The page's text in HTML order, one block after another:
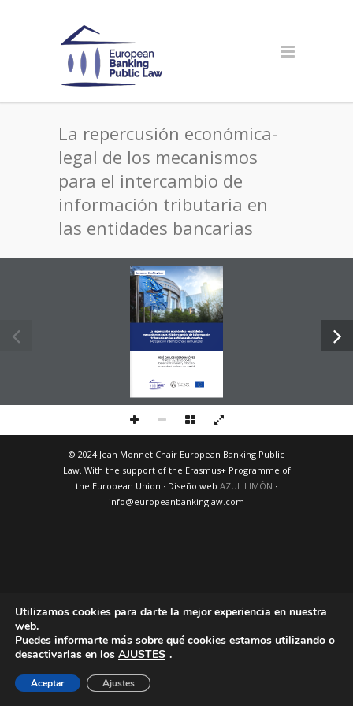
La repercusión económica-
legal de los mecanismos
para el intercambio de
información tributaria en
las entidades bancarias
JOSÉ CARLOS PEDROSA LÓPEZ
Profesor Ayudante Doctor
Derecho Financiero y Tributario
Universidad Carlos III de Madrid
La repercusión económica-legal de los
mecanismos para el intercambio de información
tributaria en las entidades bancarias
Perspectiva internacional y comunitaria
European Banking Law
© 2024 Jean Monnet Chair European Banking Public
Law. With the support of the Erasmus+ Programme of
the European Union · Diseño web AZUL LIMÓN ·
info@europeanbankinglaw.com
Utilizamos cookies para darte la mejor experiencia en nuestra
web.
Puedes informarte más sobre qué cookies estamos utilizando o
desactivarlas en los AJUSTES .
Aceptar Ajustes